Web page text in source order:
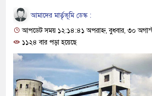
আমাদের মার্তৃভূমি ডেস্ক :
আপডেট সময় ১২:১৪:৪১ অপরাহ্ন, বুধবার, ৩০
১১২৪ বার পড়া হয়েছে